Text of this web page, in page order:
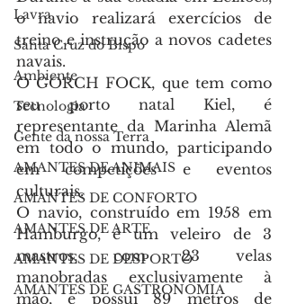
Lavra
Santa Cruz do Bispo
Ambiente
Tecnologia
Gente da nossa Terra
AMANTES DE ANIMAIS
AMANTES DE CONFORTO
AMANTES DE ARTE
AMANTES DE DESPORTO
AMANTES DE GASTRONOMIA
o navio realizará exercícios de
treino e instrução a novos cadetes
navais.
O GORCH FOCK, que tem como
seu porto natal Kiel, é
representante da Marinha Alemã
em todo o mundo, participando
em competições e eventos
culturais.
O navio, construído em 1958 em
Hamburgo, é um veleiro de 3
mastros, com 23 velas
manobradas exclusivamente à
mão, e possui 89 metros de